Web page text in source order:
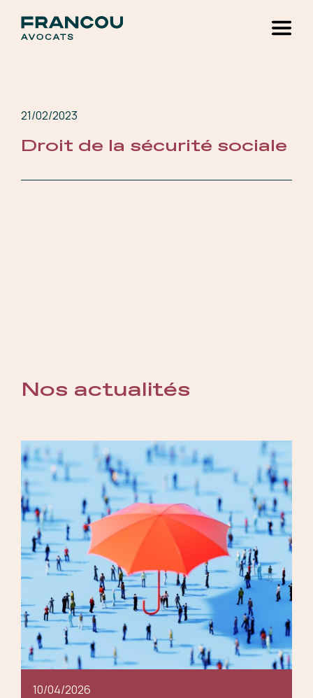
21/02/2023
Droit de la sécurité sociale
Nos actualités
10/04/2026